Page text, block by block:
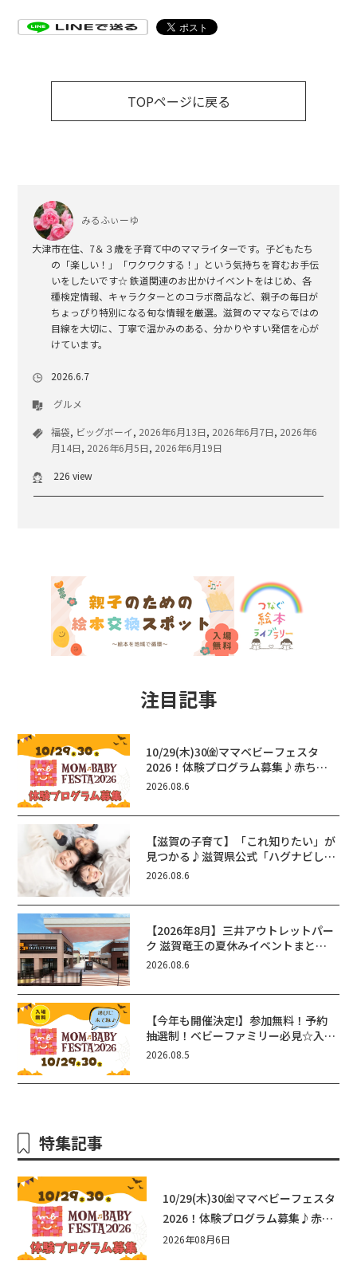
TOPページに戻る
みるふぃーゆ
大津市在住、7＆３歳を子育て中のママライターです。子どもたち
の「楽しい！」「ワクワクする！」という気持ちを育むお手伝
いをしたいです☆ 鉄道関連のお出かけイベントをはじめ、各
種検定情報、キャラクターとのコラボ商品など、親子の毎日が
ちょっぴり特別になる旬な情報を厳選。滋賀のママならではの
目線を大切に、丁寧で温かみのある、分かりやすい発信を心が
けています。
2026.6.7
グルメ
福袋, ビッグボーイ, 2026年6月13日, 2026年6月7日, 2026年6
月14日, 2026年6月5日, 2026年6月19日
226 view
注目記事
10/29(木)30㈮ママベビーフェスタ
2026！体験プログラム募集♪赤ちゃ
ん向けイベントに出演しませんか？
2026.08.6
【滋賀の子育て】「これ知りたい」が
見つかる♪滋賀県公式「ハグナビし
が」使ってる？おでかけ・制度・子育
2026.08.6
【2026年8月】三井アウトレットパー
ク 滋賀竜王の夏休みイベントまと
め！びしょぬれ水あそび・激辛グル
ん！
2026.08.6
【今年も開催決定!】参加無料！予約
抽選制！ベビーファミリー必見☆入場
無料☆10/29(木)30(金)ママベビーフ
エリ守山
2026.08.5
特集記事
10/29(木)30㈮ママベビーフェスタ
2026！体験プログラム募集♪赤ち
ゃん向けイベントに出演しません
2026年08月6日